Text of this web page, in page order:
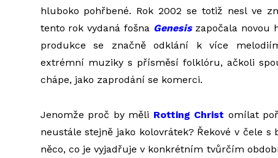
hluboko pohřbené. Rok 2002 se totiž nesl ve
tento rok vydaná fošna Genesiszapočala novou
produkce se značně odklání k více
extrémní muziky s přísměsí folklóru, ačkoli
chápe, jako zaprodání se komerci.
Jenomže proč by měli Rotting Christ omílat
neustále stejně jako kolovrátek? Řekové v čele
něco, co je vyjadřuje v konkrétním tvůrčím